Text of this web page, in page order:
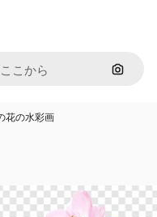
画像で
花の水彩画